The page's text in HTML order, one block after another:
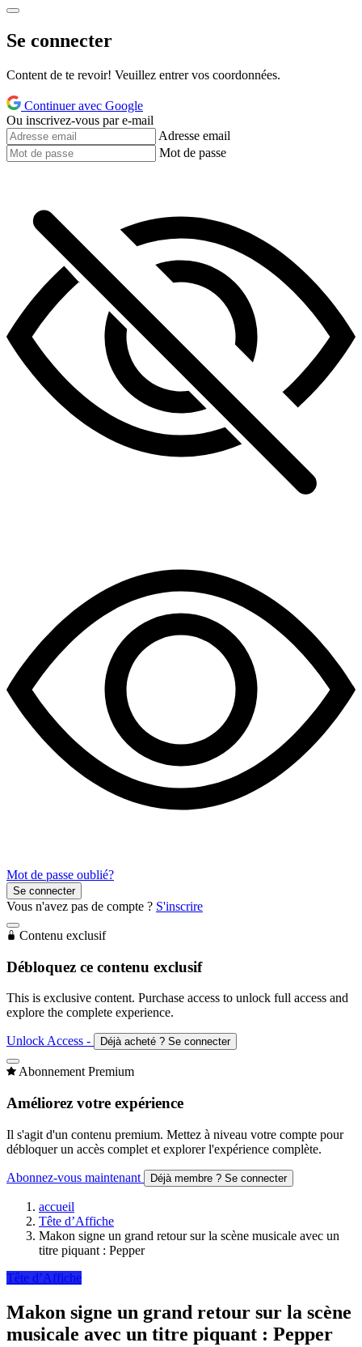
Se connecter
Content de te revoir! Veuillez entrer vos coordonnées.
Continuer avec Google
Ou inscrivez-vous par e-mail
Adresse email
Mot de passe
Mot de passe oublié?
Se connecter
Vous n'avez pas de compte ? S'inscrire
Contenu exclusif
Débloquez ce contenu exclusif
This is exclusive content. Purchase access to unlock full access and
explore the complete experience.
Unlock Access - Déjà acheté ? Se connecter
Abonnement Premium
Améliorez votre expérience
Il s'agit d'un contenu premium. Mettez à niveau votre compte pour
débloquer un accès complet et explorer l'expérience complète.
Abonnez-vous maintenant Déjà membre ? Se connecter
accueil
Tête d’Affiche
Makon signe un grand retour sur la scène musicale avec un
titre piquant : Pepper
Tête d’Affiche
Makon signe un grand retour sur la scène
musicale avec un titre piquant : Pepper